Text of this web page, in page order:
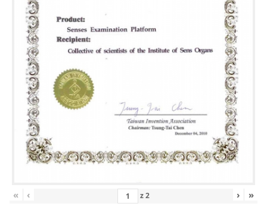
« ‹ z2 › »